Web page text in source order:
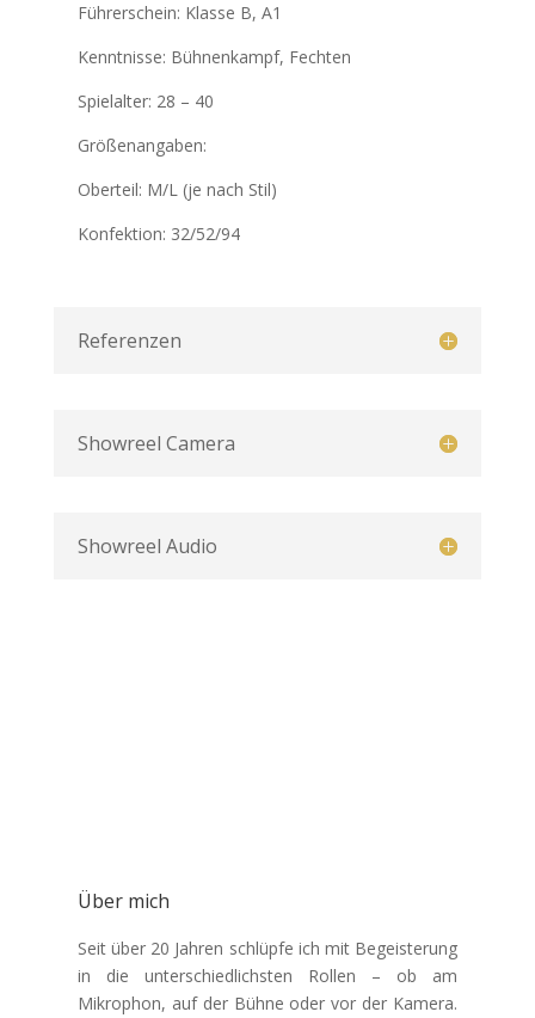
Führerschein: Klasse B, A1
Kenntnisse: Bühnenkampf, Fechten
Spielalter: 28 – 40
Größenangaben:
Oberteil: M/L (je nach Stil)
Konfektion: 32/52/94
Referenzen
Showreel Camera
Showreel Audio
Über mich
Seit über 20 Jahren schlüpfe ich mit Begeisterung
in die unterschiedlichsten Rollen – ob am
Mikrophon, auf der Bühne oder vor der Kamera.